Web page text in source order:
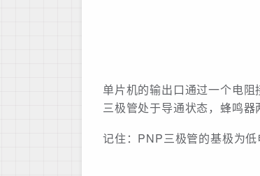
单片机的输出口通过一个电
三极管处于导通状态，蜂鸣器
记住：PNP三极管的基极为低